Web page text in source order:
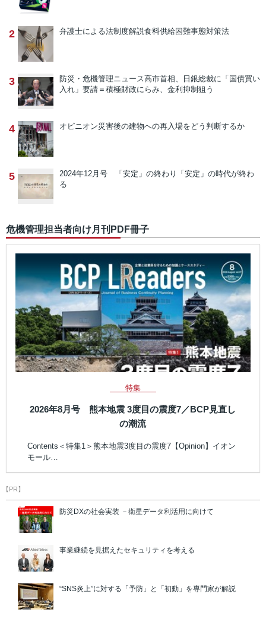
2 弁護士による法制度解説食料供給困難事態対策法
3 防災・危機管理ニュース高市首相、日銀総裁に「国債買い
入れ」要請＝積極財政にらみ、金利抑制狙う
4 オピニオン災害後の建物への再入場をどう判断するか
5 2024年12月号 「安定」の終わり
「安定」の時代が終わ
る
危機管理担当者向け月刊PDF冊子
特集
2026年8月号 熊本地震 3度目の震度7／BCP見直し
の潮流
Contents＜特集1＞熊本地震3度目の震度7【Opinion】イオン
モール…
【PR】
防災DXの社会実装 －衛星データ利活用に向けて
事業継続を見据えたセキュリティを考える
“SNS炎上”に対する「予防」と「初動」を専門家が解説